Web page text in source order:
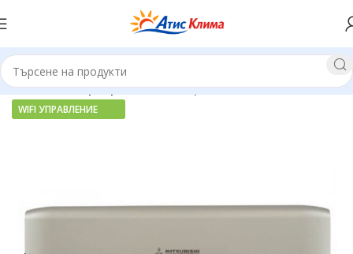
Начало Инверторни климатици
WIFI УПРАВЛЕНИЕ